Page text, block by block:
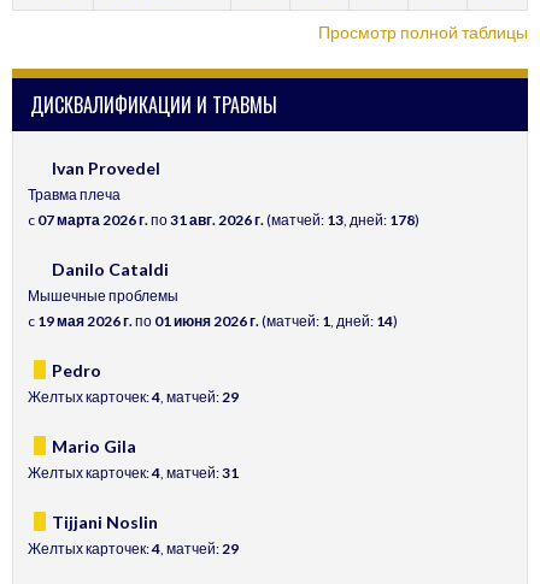
Просмотр полной таблицы
ДИСКВАЛИФИКАЦИИ И ТРАВМЫ
Ivan Provedel
Травма плеча
c 07 марта 2026 г.по31 авг. 2026 г.(матчей: 13, дней: 178)
Danilo Cataldi
Мышечные проблемы
c 19 мая 2026 г.по 01 июня 2026 г.(матчей: 1, дней: 14)
Pedro
Желтых карточек:4, матчей:29
Mario Gila
Желтых карточек:4, матчей:31
Tijjani Noslin
Желтых карточек:4, матчей:29